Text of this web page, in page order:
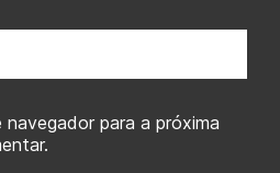
para a próxima